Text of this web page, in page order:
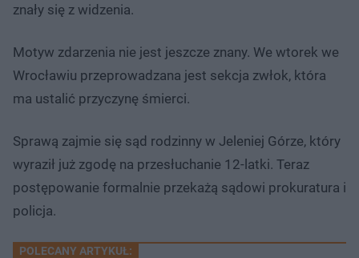
znały się z widzenia.
Motyw zdarzenia nie jest jeszcze znany. We wtorek we
Wrocławiu przeprowadzana jest sekcja zwłok, która
ma ustalić przyczynę śmierci.
Sprawą zajmie się sąd rodzinny w Jeleniej Górze, który
wyraził już zgodę na przesłuchanie 12-latki. Teraz
postępowanie formalnie przekażą sądowi prokuratura i
policja.
POLECANY ARTYKUŁ: